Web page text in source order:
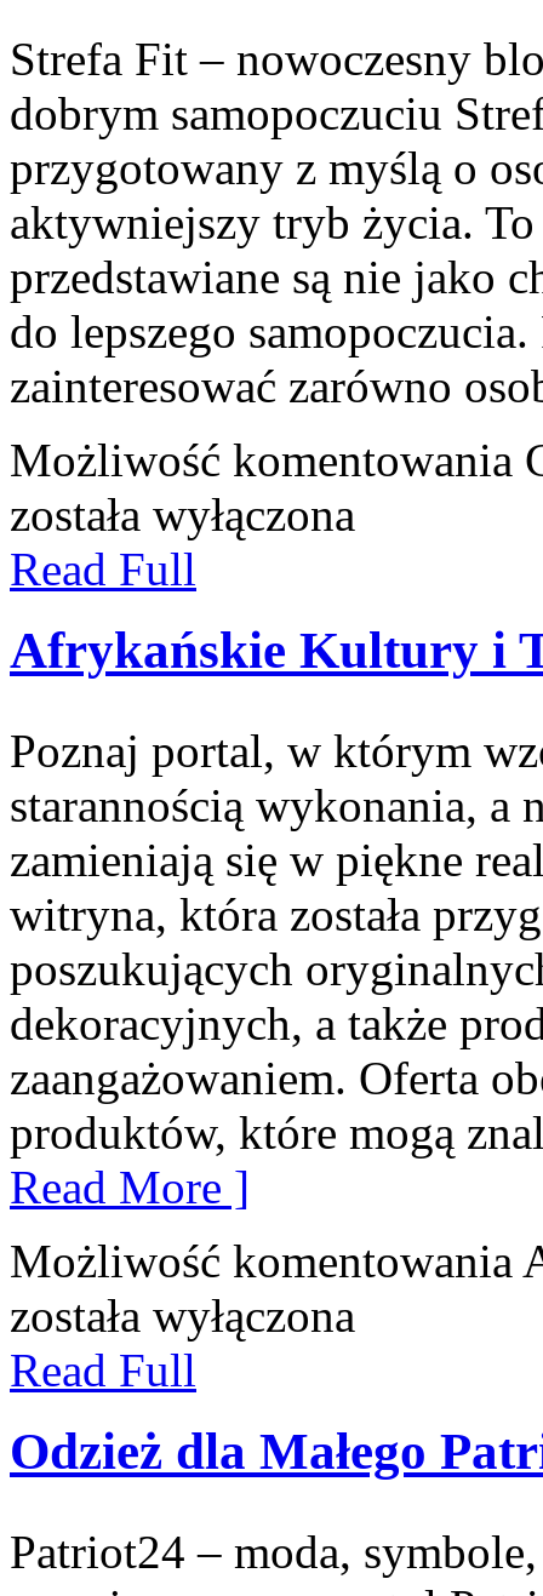
Strefa Fit – nowoczesny
dobrym samopoczuciu
przygotowany z myślą o
aktywniejszy tryb życia.
przedstawiane są nie jako
do lepszego
zainteresować zarówno
Możliwość komentowania
została wyłączona
Read Full
Afrykańskie Kultury i
Poznaj portal, w którym
starannością wykonania, a
zamieniają się w piękne
witryna, która została
poszukujących
dekoracyjnych, a także
zaangażowaniem. Oferta
produktów, które mogą
Read More ]
Możliwość komentowania
została wyłączona
Read Full
Odzież dla Małego
Patriot24 – moda,